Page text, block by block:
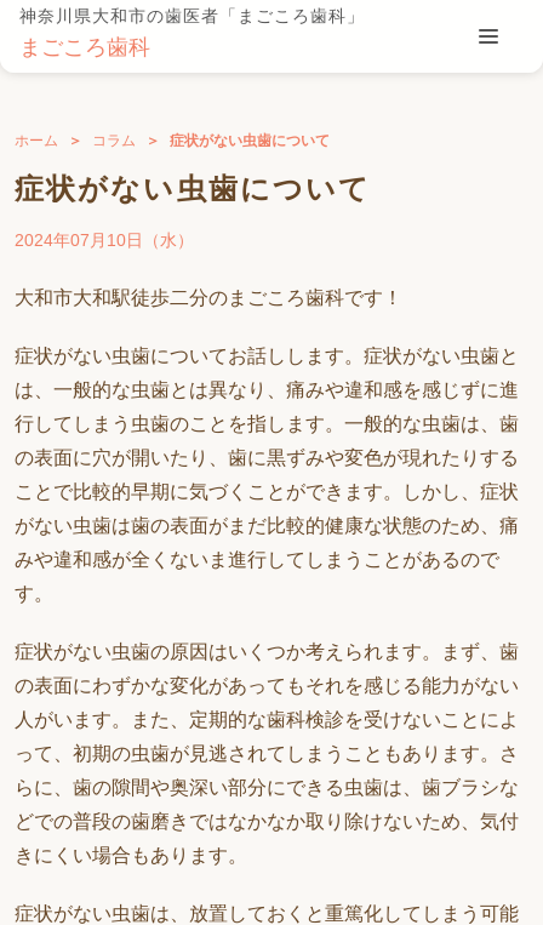
神奈川県大和市の歯医者「まごころ歯科」
まごころ歯科
ホーム コラム 症状がない虫歯について
症状がない虫歯について
2024年07月10日（水）
大和市大和駅徒歩二分のまごころ歯科です！
症状がない虫歯についてお話しします。症状がない虫歯と
は、一般的な虫歯とは異なり、痛みや違和感を感じずに進
行してしまう虫歯のことを指します。一般的な虫歯は、歯
の表面に穴が開いたり、歯に黒ずみや変色が現れたりする
ことで比較的早期に気づくことができます。しかし、症状
がない虫歯は歯の表面がまだ比較的健康な状態のため、痛
みや違和感が全くないま進行してしまうことがあるので
す。
症状がない虫歯の原因はいくつか考えられます。まず、歯
の表面にわずかな変化があってもそれを感じる能力がない
人がいます。また、定期的な歯科検診を受けないことによ
って、初期の虫歯が見逃されてしまうこともあります。さ
らに、歯の隙間や奥深い部分にできる虫歯は、歯ブラシな
どでの普段の歯磨きではなかなか取り除けないため、気付
きにくい場合もあります。
症状がない虫歯は、放置しておくと重篤化してしまう可能